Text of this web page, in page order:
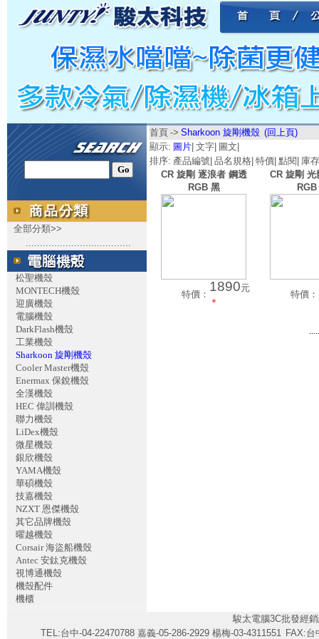
全部分類>>
.....................................
松聖機殼
MONTECH機殼
迎廣機殼
電腦機殼
DarkFlash機殼
工業機殼
Sharkoon 旋剛機殼
Cooler Master機殼
Enermax 保銳機殼
全漢機殼
HEC 偉訓機殼
聯力機殼
LiDex機殼
微星機殼
銀欣機殼
YAMA機殼
華碩機殼
技嘉機殼
NZXT 恩傑機殼
其它品牌機殼
曜越機殼
Corsair 海盜船機殼
Antec 安鈦克機殼
視博通機殼
機殼配件
機櫃
首頁 -> Sharkoon 旋剛機殼 (回上頁)
顯示: 圖片 文字 圖文
排序: 產品編號 品名規格 特價 點閱 庫
CR 旋剛 逐浪者 鋼透
RGB 黑
特價：
1890元
＊
CR 旋剛 光
特價：
駿太電腦3C批發經
TEL:台中-04-22470788 嘉義-05-286-2929 楊梅-03-4311551 FAX:台